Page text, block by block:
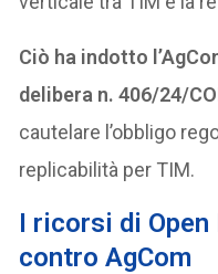
Ciò ha indotto
delibera n. 406/24/
cautelare l’obbligo
replicabilità per TIM.
I ricorsi di Open
contro AgCom